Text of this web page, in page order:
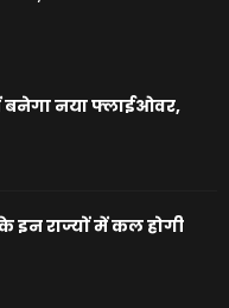
बनेगा नया फ्लाईओवर,
इन राज्यों में कल होगी